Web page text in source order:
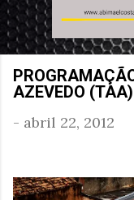
AZEVEDO (TAA)
- abril 22, 2012